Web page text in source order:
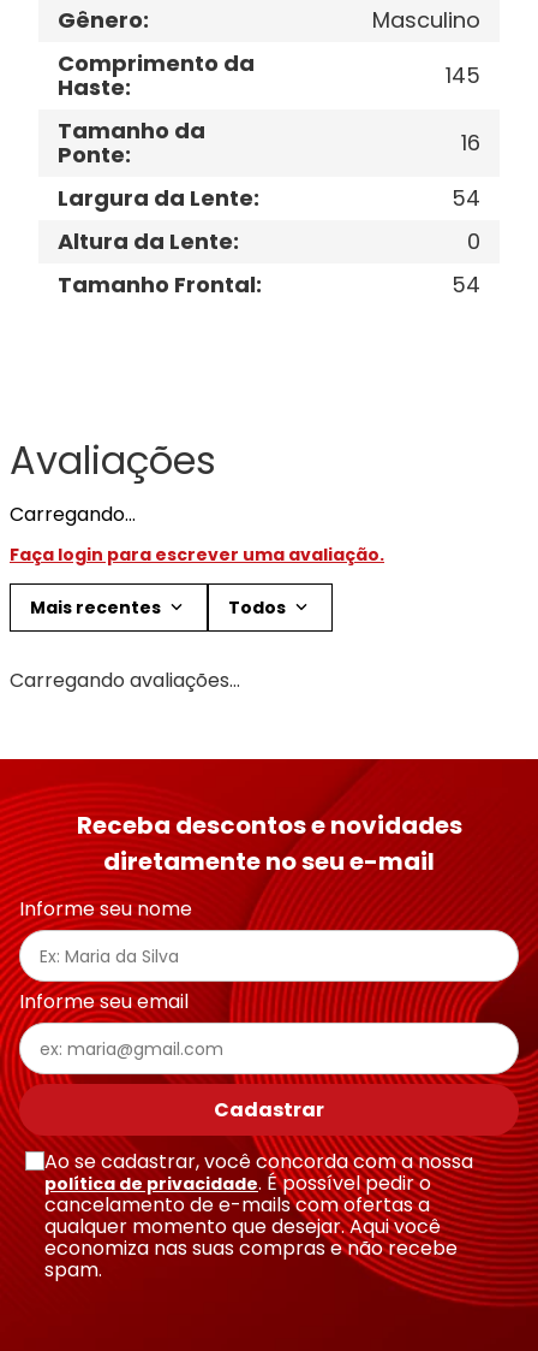
Gênero:
Masculino
Comprimento da
Haste:
145
Tamanho da
Ponte:
16
Largura da Lente:
54
Altura da Lente:
0
Tamanho Frontal: 54
Avaliações
Carregando…
Faça login para escrever uma avaliação.
Mais recentes Todos
Carregando avaliações…
Receba descontos e novidades
diretamente no seu e-mail
Informe seu nome
Informe seu email
Cadastrar
Ao se cadastrar, você concorda com a nossa
política de privacidade. É possível pedir o
cancelamento de e-mails com ofertas a
qualquer momento que desejar. Aqui você
economiza nas suas compras e não recebe
spam.